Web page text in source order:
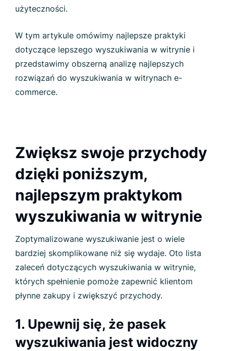
użyteczności.
W tym artykule omówimy najlepsze praktyki
dotyczące lepszego wyszukiwania w witrynie i
przedstawimy obszerną analizę najlepszych
rozwiązań do wyszukiwania w witrynach e-
commerce.
Zwiększ swoje przychody
dzięki poniższym,
najlepszym praktykom
wyszukiwania w witrynie
Zoptymalizowane wyszukiwanie jest o wiele
bardziej skomplikowane niż się wydaje. Oto lista
zaleceń dotyczących wyszukiwania w witrynie,
których spełnienie pomoże zapewnić klientom
płynne zakupy i zwiększyć przychody.
1. Upewnij się, że pasek
wyszukiwania jest widoczny